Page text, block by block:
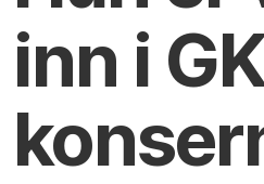
inn i